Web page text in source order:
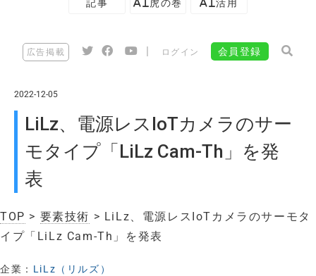
記事 AI虎の巻 AI活用
広告掲載 ログイン 会員登録
2022-12-05
LiLz、電源レスIoTカメラのサー
モタイプ「LiLz Cam-Th」を発
表
TOP > 要素技術 > LiLz、電源レスIoTカメラのサーモタ
イプ「LiLz Cam-Th」を発表
企業： LiLz（リルズ）